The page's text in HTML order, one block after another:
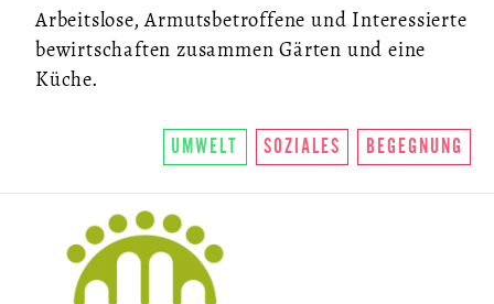
Arbeitslose, Armutsbetroffene und Interessierte
bewirtschaften zusammen Gärten und eine
Küche.
UMWELT SOZIALES BEGEGNUNG